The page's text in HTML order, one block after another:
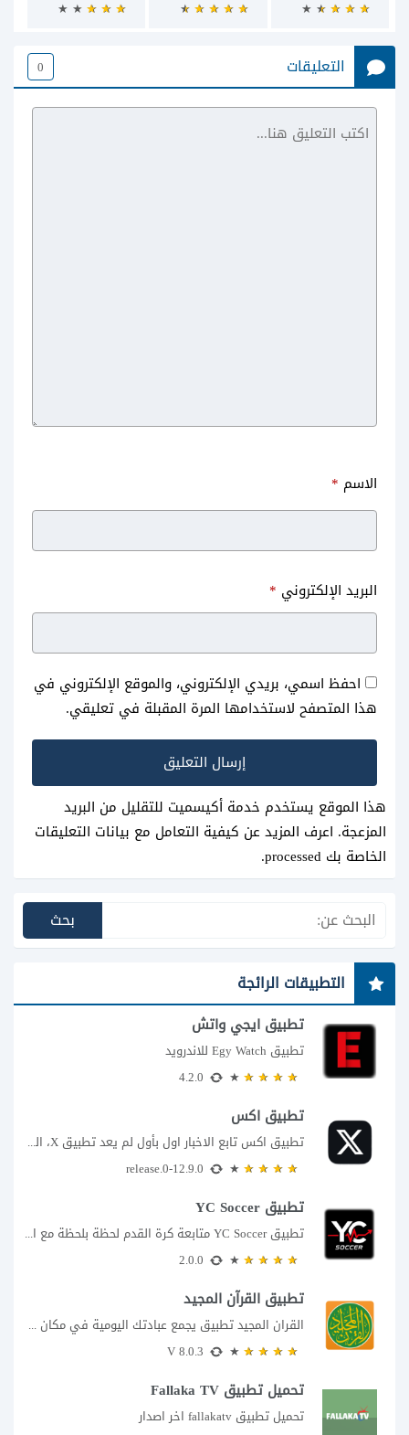
Family Farm
التعليقات 0
الاسم *
البريد الإلكتروني *
احفظ اسمي، بريدي الإلكتروني، والموقع الإلكتروني في
هذا المتصفح لاستخدامها المرة المقبلة في تعليقي.
هذا الموقع يستخدم خدمة أكيسميت للتقليل من البريد
المزعجة. اعرف المزيد عن كيفية التعامل مع بيانات التعليقات
الخاصة بك processed
.
التطبيقات الرائجة
تطبيق ايجي واتش
تطبيق Egy Watch للاندرويد
تطبيق اكس
تطبيق اكس تابع الاخبار اول بأول لم يعد تطبيق X، المعروف سابقا باسم تويتر،...
تطبيق YC Soccer
تطبيق YC Soccer متابعة كرة القدم لحظة بلحظة مع اقتراب مباراة مصر والأرجنتين في...
تطبيق القرآن المجيد
القران المجيد تطبيق يجمع عبادتك اليومية في مكان واحد إذا كنت تبحث عن تطبيق...
تحميل تطبيق Fallaka TV
تحميل تطبيق fallakatv اخر اصدار